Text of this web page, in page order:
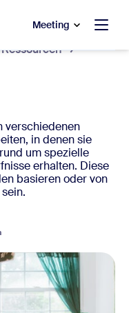
Meeting
Ressourcen
verschiedenen
in denen sie
um spezielle
erhalten. Diese
basieren oder von